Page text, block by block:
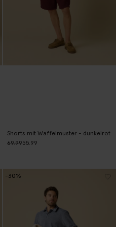
Shorts mit Waffelmuster - dunkelrot
69.9955.99
-30%